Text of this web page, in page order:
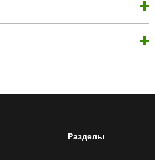
Разделы